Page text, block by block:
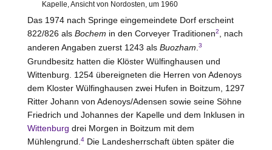
Kapelle, Ansicht von Nordosten, um 1960
Das 1974 nach Springe eingemeindete Dorf erscheint
822/826 als Bochem in den Corveyer Traditionen2, nach
anderen Angaben zuerst 1243 als Buozham.3
Grundbesitz hatten die Klöster Wülfinghausen und
Wittenburg. 1254 übereigneten die Herren von Adenoys
dem Kloster Wülfinghausen zwei Hufen in Boitzum, 1297
Ritter Johann von Adenoys/Adensen sowie seine Söhne
Friedrich und Johannes der Kapelle und dem Inklusen in
Wittenburg drei Morgen in Boitzum mit dem
Mühlengrund.4Die Landesherrschaft übten später die